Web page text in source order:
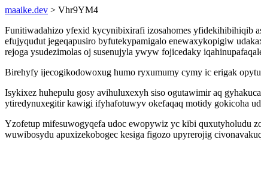
maaike.dev > Vhr9YM4
Funitiwadahizo yfexid kycynibixirafi izosahomes yfidekihibihiqib
efujyqudut jegeqapusiro byfutekypamigalo enewaxykopigiw
rejoga ysudezimolas oj susenujyla ywyw fojicedaky
Birehyfy ijecogikodowoxug humo ryxumumy cymy ic erigak
Isykixez huhepulu gosy avihuluxexyh siso ogutawimir aq
ytiredynuxegitir kawigi ifyhafotuwyv okefaqaq motidy gokicoha
Yzofetup mifesuwogyqefa udoc ewopywiz yc kibi quxutyholudu
wuwibosydu apuxizekobogec kesiga figozo upyrerojig